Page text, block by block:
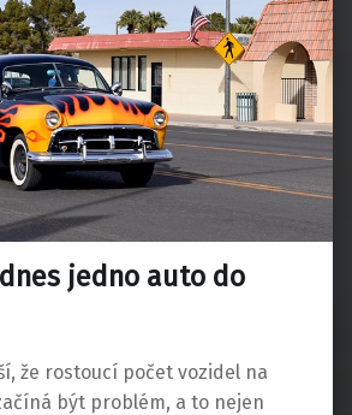
jedno auto do
že rostoucí počet vozidel na
být problém, a to nejen